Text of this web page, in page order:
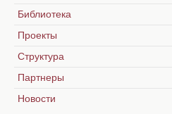
Библиотека
Проекты
Структура
Партнеры
Новости